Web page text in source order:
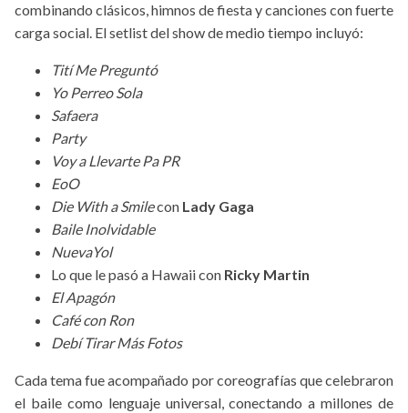
combinando clásicos, himnos de fiesta y canciones con fuerte
carga social. El setlist del show de medio tiempo incluyó:
Tití Me Preguntó
Yo Perreo Sola
Safaera
Party
Voy a Llevarte Pa PR
EoO
Die With a Smilecon Lady Gaga
Baile Inolvidable
NuevaYol
Lo que le pasó a Hawaii con Ricky Martin
El Apagón
Café con Ron
Debí Tirar Más Fotos
Cada tema fue acompañado por coreografías que celebraron
el baile como lenguaje universal, conectando a millones de